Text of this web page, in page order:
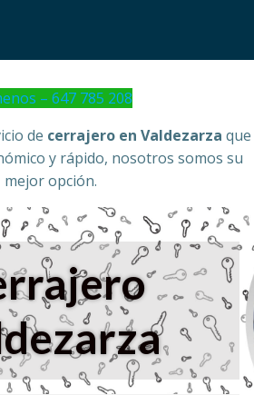
– 647 785 208
de cerrajero en Valdezarza que
y rápido, nosotros somos su
mejor opción.